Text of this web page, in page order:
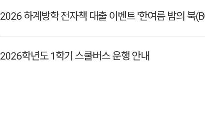
2026학년도 1학기 스쿨버스 운행 안내